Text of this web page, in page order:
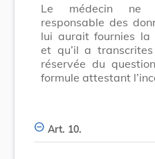
Le médecin ne
responsable des
lui aurait fournies la
et qu’il a
réservée du
formule attestant
Art. 10.